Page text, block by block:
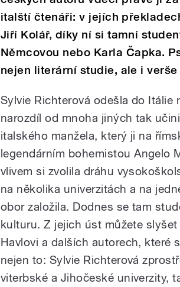
italští čtenáři: v jejích
Jiří Kolář, díky ní si tamní
Němcovou nebo Karla Čapka.
nejen literární studie, ale i verše
Sylvie Richterová odešla do
narozdíl od mnoha jiných tak
italského manžela, který ji na
legendárním bohemistou Angelo
vlivem si zvolila dráhu
na několika univerzitách a na
obor založila. Dodnes se tam
kulturu. Z jejich úst můžete
Havlovi a dalších autorech, které
nejen to: Sylvie Richterová
viterbské a Jihočeské univerzity,